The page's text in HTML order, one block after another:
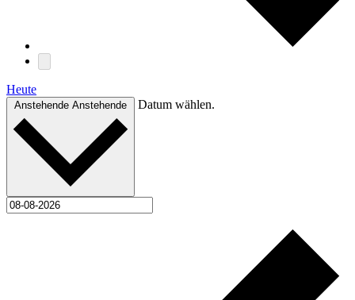
Heute
Anstehende Anstehende Datum wählen.